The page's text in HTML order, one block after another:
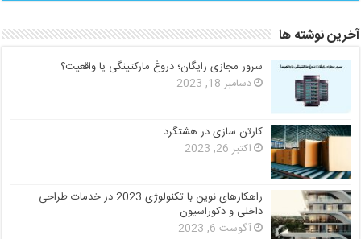
آخرین نوشته ها
سرور مجازی رایگان؛ دروغ مارکتینگی یا واقعیت؟
دسامبر 18, 2023
کارتن سازی در هشتگرد
اکتبر 26, 2023
راهکارهای نوین با تکنولوژی 2023 در خدمات طراحی
داخلی و دکوراسیون
آگوست 6, 2023